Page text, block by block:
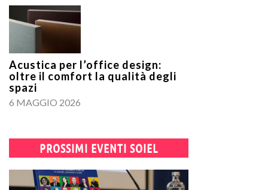
Acustica per l’office design:
oltre il comfort la qualità degli
spazi
6 MAGGIO 2026
PROSSIMI EVENTI SOIEL